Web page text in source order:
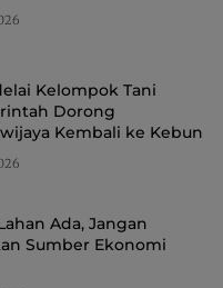
Kelompok Tani
Dorong
Kembali ke Kebun
Ada, Jangan
Sumber Ekonomi